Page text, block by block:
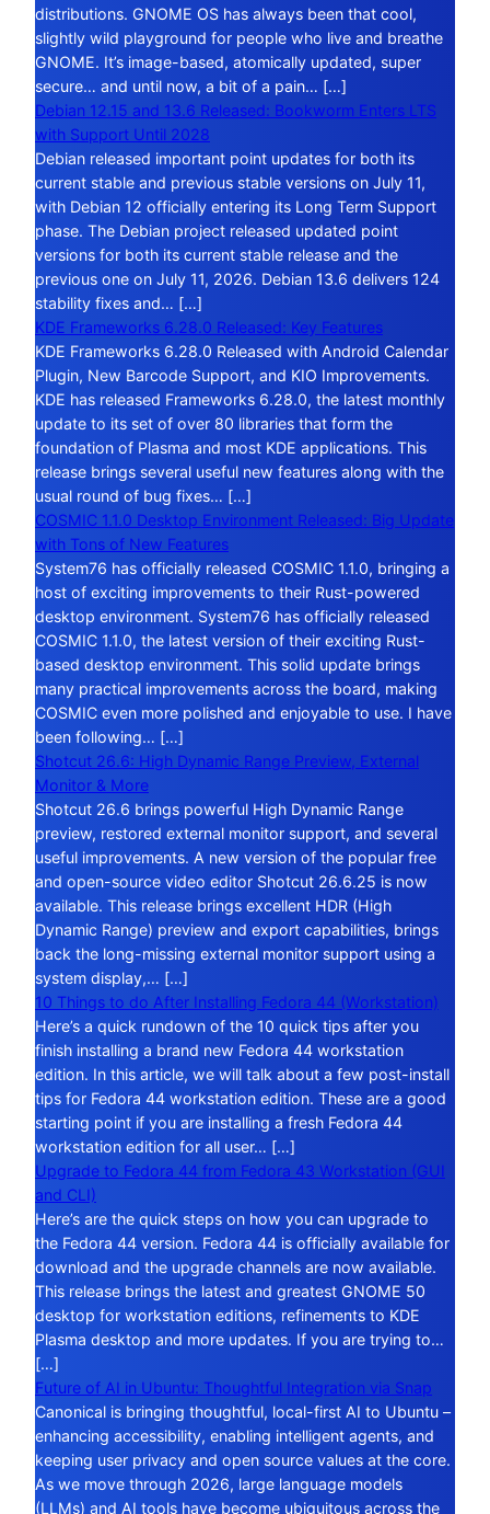
distributions. GNOME OS has always been that cool,
slightly wild playground for people who live and breathe
GNOME. It’s image-based, atomically updated, super
secure… and until now, a bit of a pain… […]
Debian 12.15 and 13.6 Released: Bookworm Enters LTS
with Support Until 2028
Debian released important point updates for both its
current stable and previous stable versions on July 11,
with Debian 12 officially entering its Long Term Support
phase. The Debian project released updated point
versions for both its current stable release and the
previous one on July 11, 2026. Debian 13.6 delivers 124
stability fixes and… […]
KDE Frameworks 6.28.0 Released: Key Features
KDE Frameworks 6.28.0 Released with Android Calendar
Plugin, New Barcode Support, and KIO Improvements.
KDE has released Frameworks 6.28.0, the latest monthly
update to its set of over 80 libraries that form the
foundation of Plasma and most KDE applications. This
release brings several useful new features along with the
usual round of bug fixes… […]
COSMIC 1.1.0 Desktop Environment Released: Big Update
with Tons of New Features
System76 has officially released COSMIC 1.1.0, bringing a
host of exciting improvements to their Rust-powered
desktop environment. System76 has officially released
COSMIC 1.1.0, the latest version of their exciting Rust-
based desktop environment. This solid update brings
many practical improvements across the board, making
COSMIC even more polished and enjoyable to use. I have
been following… […]
Shotcut 26.6: High Dynamic Range Preview, External
Monitor & More
Shotcut 26.6 brings powerful High Dynamic Range
preview, restored external monitor support, and several
useful improvements. A new version of the popular free
and open-source video editor Shotcut 26.6.25 is now
available. This release brings excellent HDR (High
Dynamic Range) preview and export capabilities, brings
back the long-missing external monitor support using a
system display,… […]
10 Things to do After Installing Fedora 44 (Workstation)
Here’s a quick rundown of the 10 quick tips after you
finish installing a brand new Fedora 44 workstation
edition. In this article, we will talk about a few post-install
tips for Fedora 44 workstation edition. These are a good
starting point if you are installing a fresh Fedora 44
workstation edition for all user… […]
Upgrade to Fedora 44 from Fedora 43 Workstation (GUI
and CLI)
Here’s are the quick steps on how you can upgrade to
the Fedora 44 version. Fedora 44 is officially available for
download and the upgrade channels are now available.
This release brings the latest and greatest GNOME 50
desktop for workstation editions, refinements to KDE
Plasma desktop and more updates. If you are trying to…
[…]
Future of AI in Ubuntu: Thoughtful Integration via Snap
Canonical is bringing thoughtful, local-first AI to Ubuntu –
enhancing accessibility, enabling intelligent agents, and
keeping user privacy and open source values at the core.
As we move through 2026, large language models
(LLMs) and AI tools have become ubiquitous across the